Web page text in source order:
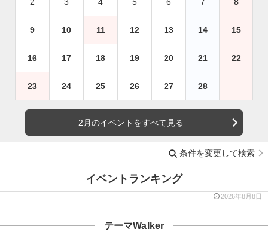
9 10 11 12 13 14 15
16 17 18 19 20 21 22
23 24 25 26 27 28
2月のイベントをすべて見る
条件を変更して検索
イベントランキング
2026年8月8日
テーマWalker